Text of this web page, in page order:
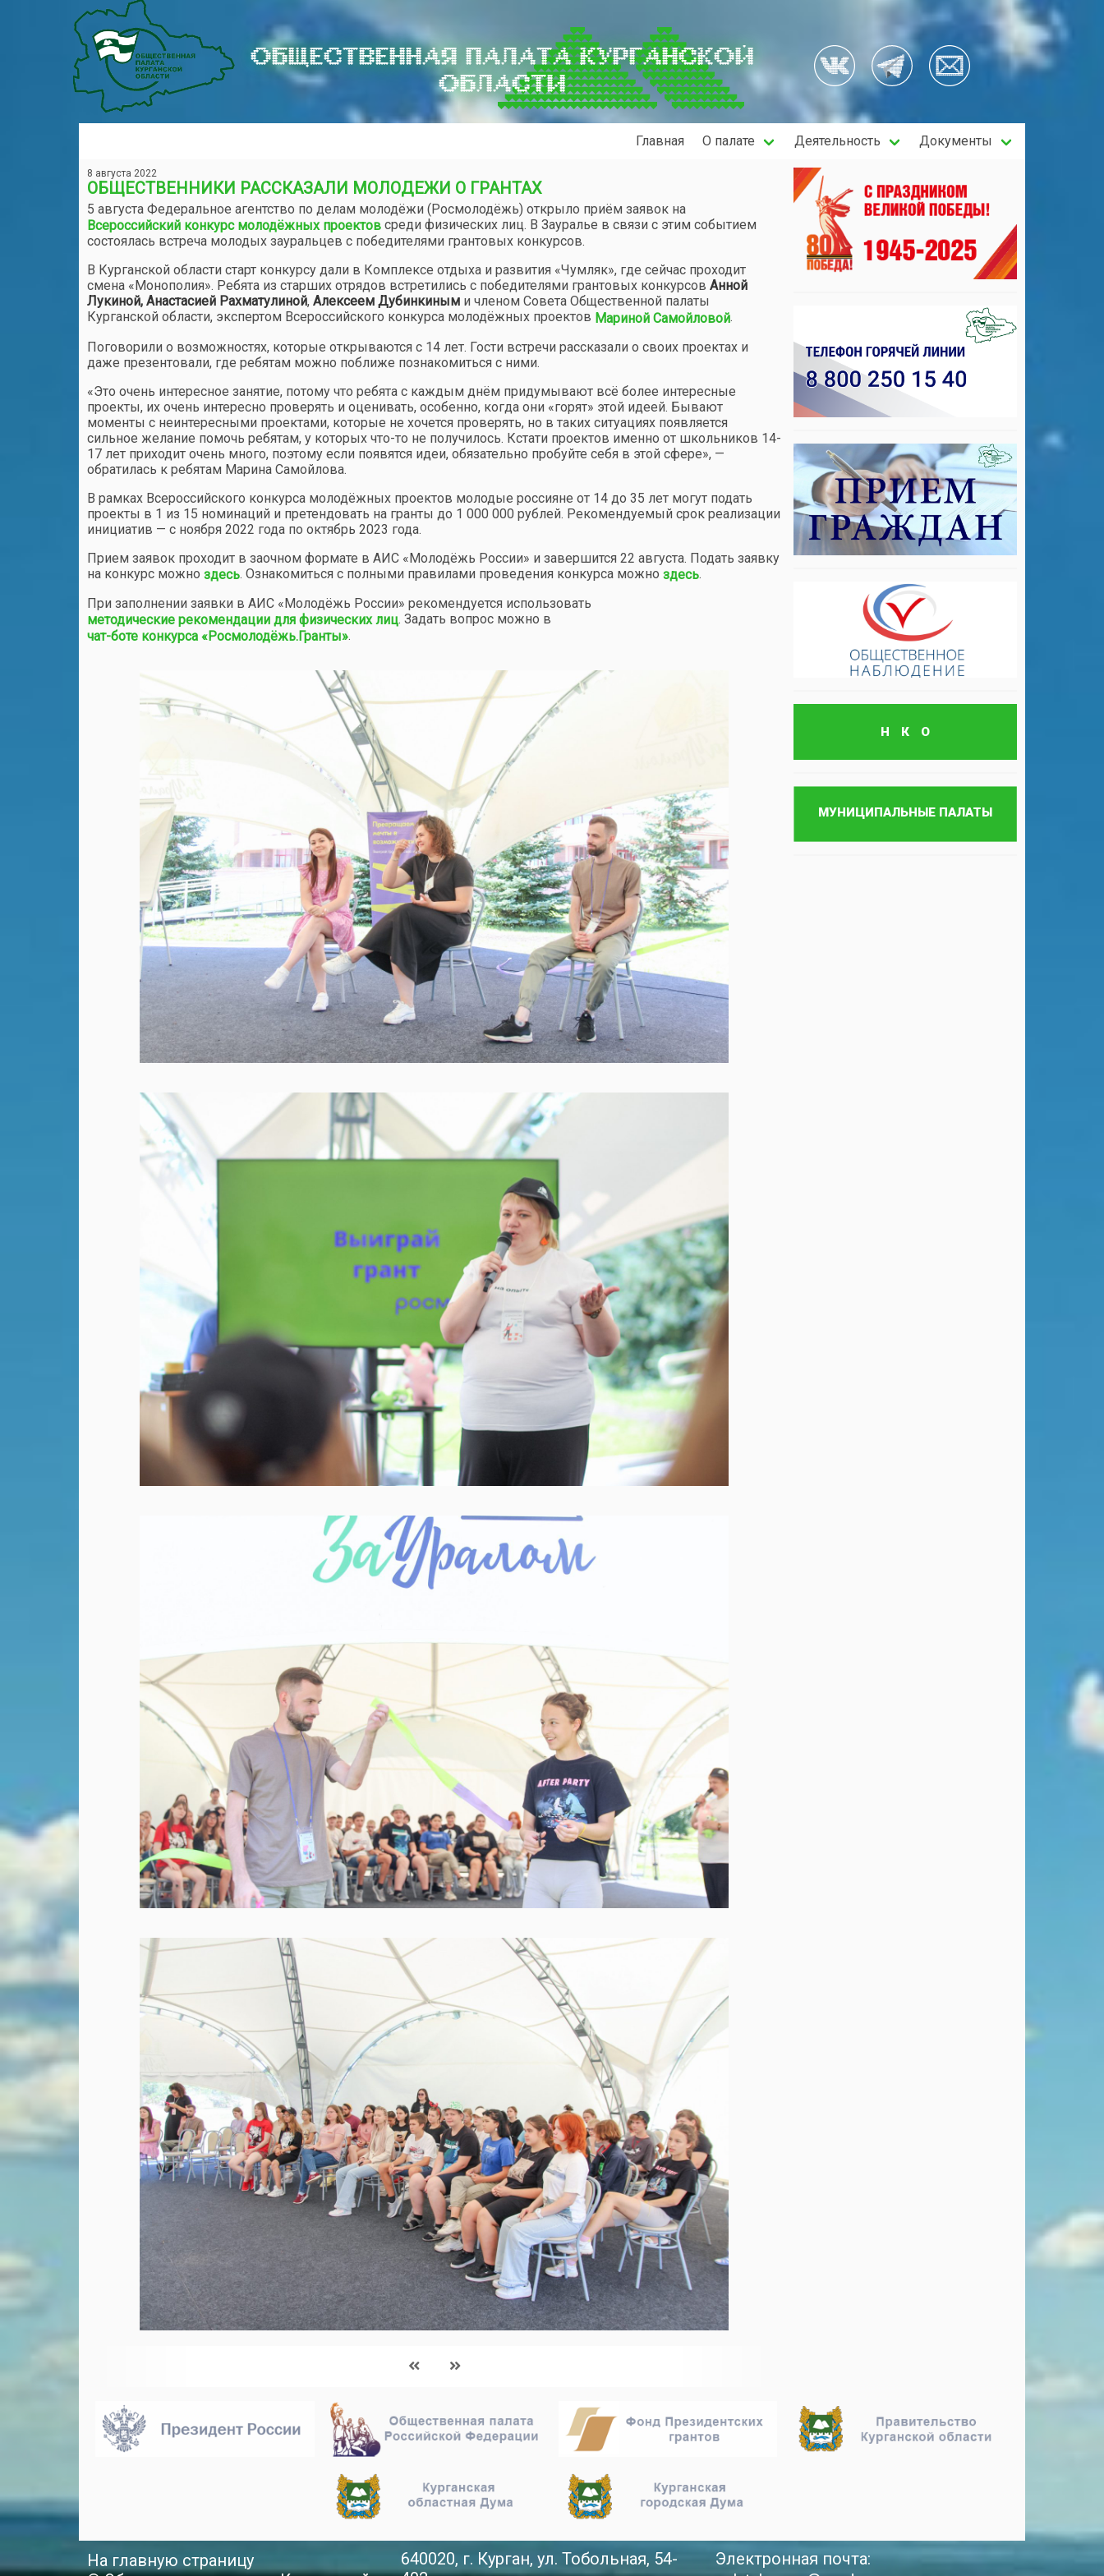
ОБЩЕСТВЕННАЯ ПАЛАТА КУРГАНСКОЙ
ОБЛАСТИ
Главная О палате Деятельность Документы
8 августа 2022
ОБЩЕСТВЕННИКИ РАССКАЗАЛИ МОЛОДЕЖИ О ГРАНТАХ
5 августа Федеральное агентство по делам молодёжи (Росмолодёжь) открыло приём заявок на
Всероссийский конкурс молодёжных проектов среди физических лиц. В Зауралье в связи с этим событием
состоялась встреча молодых зауральцев с победителями грантовых конкурсов.
В Курганской области старт конкурсу дали в Комплексе отдыха и развития «Чумляк», где сейчас проходит
смена «Монополия». Ребята из старших отрядов встретились с победителями грантовых конкурсов Анной
Лукиной, Анастасией Рахматулиной, Алексеем Дубинкиным и членом Совета Общественной палаты
Курганской области, экспертом Всероссийского конкурса молодёжных проектов Мариной Самойловой.
Поговорили о возможностях, которые открываются с 14 лет. Гости встречи рассказали о своих проектах и
даже презентовали, где ребятам можно поближе познакомиться с ними.
«Это очень интересное занятие, потому что ребята с каждым днём придумывают всё более интересные
проекты, их очень интересно проверять и оценивать, особенно, когда они «горят» этой идеей. Бывают
моменты с неинтересными проектами, которые не хочется проверять, но в таких ситуациях появляется
сильное желание помочь ребятам, у которых что-то не получилось. Кстати проектов именно от школьников 14-
17 лет приходит очень много, поэтому если появятся идеи, обязательно пробуйте себя в этой сфере», —
обратилась к ребятам Марина Самойлова.
В рамках Всероссийского конкурса молодёжных проектов молодые россияне от 14 до 35 лет могут подать
проекты в 1 из 15 номинаций и претендовать на гранты до 1 000 000 рублей. Рекомендуемый срок реализации
инициатив — с ноября 2022 года по октябрь 2023 года.
Прием заявок проходит в заочном формате в АИС «Молодёжь России» и завершится 22 августа. Подать заявку
на конкурс можно здесь. Ознакомиться с полными правилами проведения конкурса можно здесь.
При заполнении заявки в АИС «Молодёжь России» рекомендуется использовать
методические рекомендации для физических лиц. Задать вопрос можно в
чат-боте конкурса «Росмолодёжь.Гранты».
На главную страницу
640020, г. Курган, ул. Тобольная, 54-
Электронная почта: